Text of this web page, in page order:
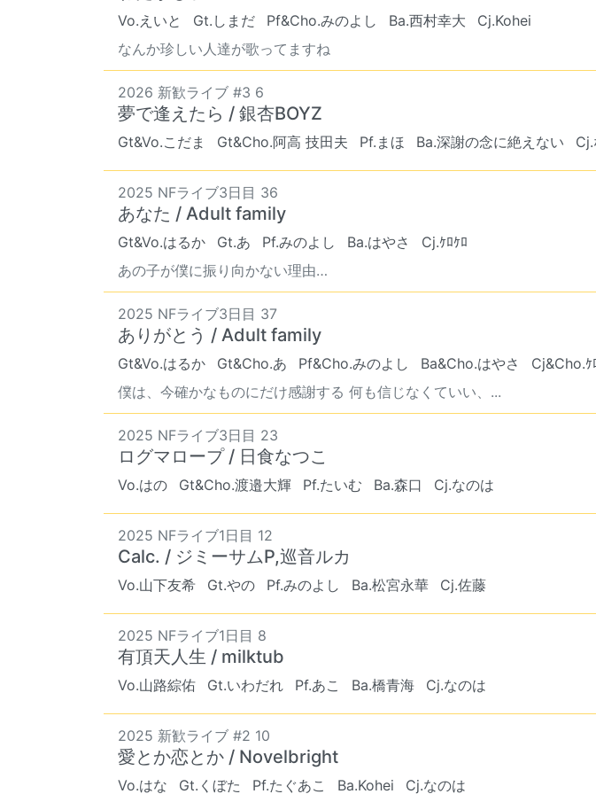
Vo.えいと Gt.しまだ Pf&Cho.みのよし Ba.西村幸大
Cj.Kohei
なんか珍しい人達が歌ってますね
2026 新歓ライブ #3 6
夢で逢えたら / 銀杏BOYZ
Gt&Vo.こだま Gt&Cho.阿高 技田夫 Pf.まほ Ba.深謝の念に絶えない
2025 NFライブ3日目 36
あなた / Adult family
Gt&Vo.はるか Gt.あ Pf.みのよし Ba.はやさ
Cj.ｹﾛｹﾛ
あの子が僕に振り向かない理由…
2025 NFライブ3日目 37
ありがとう / Adult family
Gt&Vo.はるか Gt&Cho.あ Pf&Cho.みのよし Ba&Cho.はやさ
Cj&Cho.ｹ
僕は、今確かなものにだけ感謝する 何も信じなくていい、...
2025 NFライブ3日目 23
ログマロープ / 日食なつこ
Vo.はの Gt&Cho.渡邉大輝 Pf.たいむ Ba.森口 Cj.なのは
2025 NFライブ1日目 12
Calc. / ジミーサムP,巡音ルカ
Vo.山下友希 Gt.やの Pf.みのよし Ba.松宮永華 Cj.佐藤
2025 NFライブ1日目 8
有頂天人生 / milktub
Vo.山路綜佑 Gt.いわだれ Pf.あこ Ba.橋青海 Cj.なのは
2025 新歓ライブ #2 10
愛とか恋とか / Novelbright
Vo.はな Gt.くぼた Pf.たぐあこ Ba.Kohei Cj.なのは